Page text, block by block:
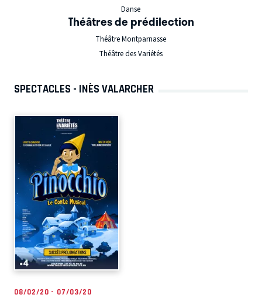
Danse
Théâtres de prédilection
Théâtre Montparnasse
Théâtre des Variétés
SPECTACLES - INÈS VALARCHER
08/02/20 - 07/03/20